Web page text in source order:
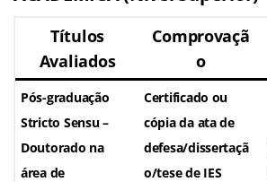
Títulos
Avaliados
Comprovaçã
o
Pós-graduação
Stricto Sensu –
Doutorado na
área de
Certificado ou
cópia da ata de
defesa/dissertaçã
o/tese de IES